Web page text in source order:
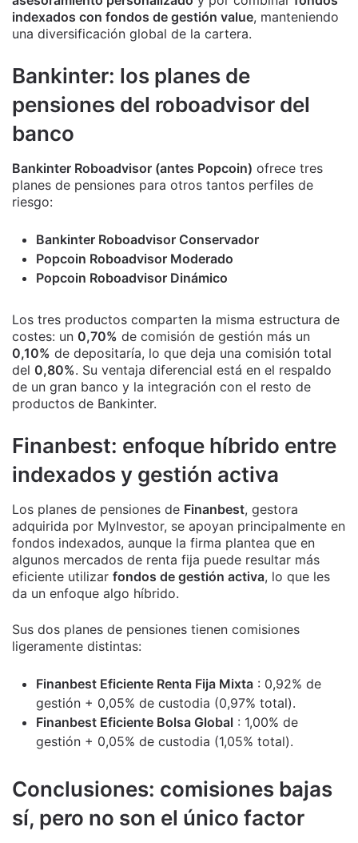
indexados con fondos de gestión value, manteniendo
una diversificación global de la cartera.
Bankinter: los planes de
pensiones del roboadvisor del
banco
Bankinter Roboadvisor (antes Popcoin) ofrece tres
planes de pensiones para otros tantos perfiles de
riesgo:
Bankinter Roboadvisor Conservador
Popcoin Roboadvisor Moderado
Popcoin Roboadvisor Dinámico
Los tres productos comparten la misma estructura de
costes: un 0,70% de comisión de gestión más un
0,10% de depositaría, lo que deja una comisión total
del 0,80%. Su ventaja diferencial está en el respaldo
de un gran banco y la integración con el resto de
productos de Bankinter.
Finanbest: enfoque híbrido entre
indexados y gestión activa
Los planes de pensiones de Finanbest, gestora
adquirida por MyInvestor, se apoyan principalmente en
fondos indexados, aunque la firma plantea que en
algunos mercados de renta fija puede resultar más
eficiente utilizar fondos de gestión activa, lo que les
da un enfoque algo híbrido.
Sus dos planes de pensiones tienen comisiones
ligeramente distintas:
Finanbest Eficiente Renta Fija Mixta : 0,92% de
gestión + 0,05% de custodia (0,97% total).
Finanbest Eficiente Bolsa Global : 1,00% de
gestión + 0,05% de custodia (1,05% total).
Conclusiones: comisiones bajas
sí, pero no son el único factor